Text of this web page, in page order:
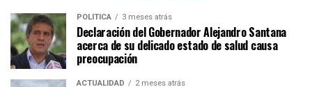
POLÍTICA 3 meses atrás
Declaración del Gobernador Alejandro Santana
acerca de su delicado estado de salud causa
preocupación
ACTUALIDAD 2 meses atrás